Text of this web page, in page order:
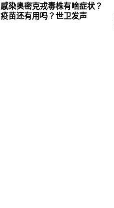
感染奥密克戎毒株有啥症状？
疫苗还有用吗？世卫发声